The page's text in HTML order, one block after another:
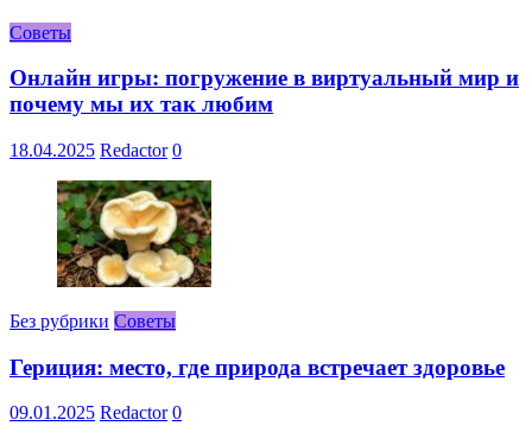
Советы
Онлайн игры: погружение в виртуальный мир и
почему мы их так любим
18.04.2025 Redactor 0
Без рубрики Советы
Гериция: место, где природа встречает здоровье
09.01.2025 Redactor 0